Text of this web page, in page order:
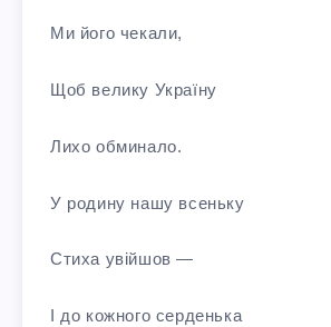
Ми його чекали,
Щоб велику Україну
Лихо обминало.
У родину нашу всеньку
Стиха увійшов —
І до кожного серденька